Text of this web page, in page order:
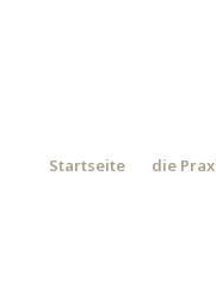
Startseite die